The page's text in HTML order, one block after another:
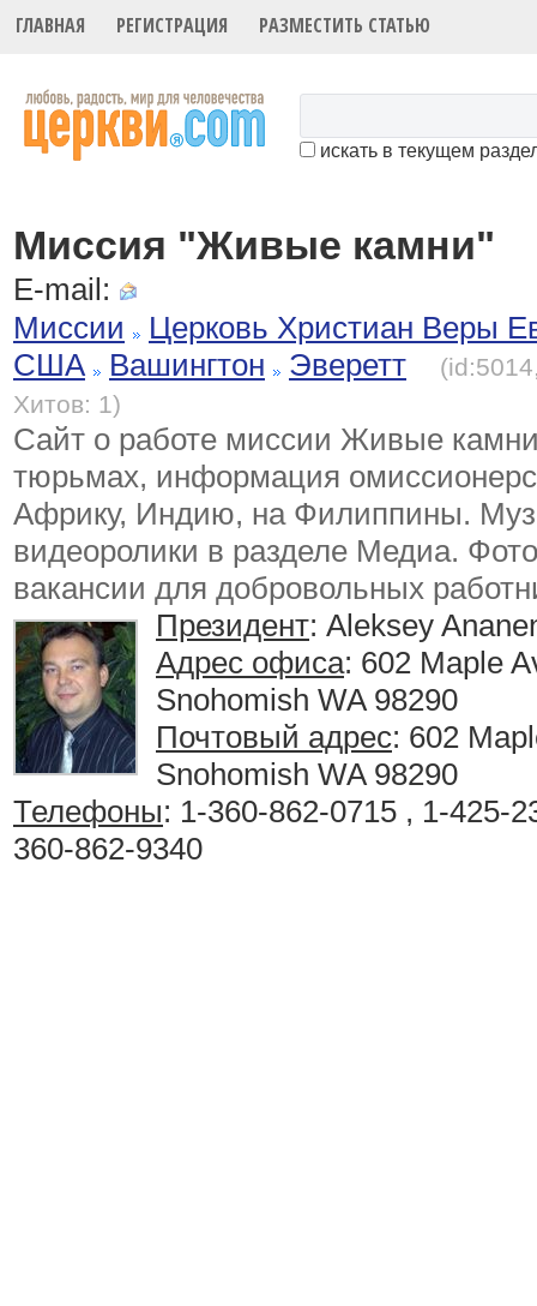
ГЛАВНАЯ РЕГИСТРАЦИЯ РАЗМЕСТИТЬ СТАТЬЮ
искать в текущем
Миссия "Живые камни"
E-mail:
Миссии
Церковь Христиан Веры
США
Вашингтон Эверетт
Хитов: 1)
Сайт о работе миссии Живые
тюрьмах, информация
Африку, Индию, на Филиппины.
видеоролики в разделе Медиа.
вакансии для добровольных
Президент: Aleksey
Адрес офиса: 602 Maple
Snohomish WA 98290
Почтовый адрес: 602
Snohomish WA 98290
Телефоны: 1-360-862-0715 , 1-425-
360-862-9340